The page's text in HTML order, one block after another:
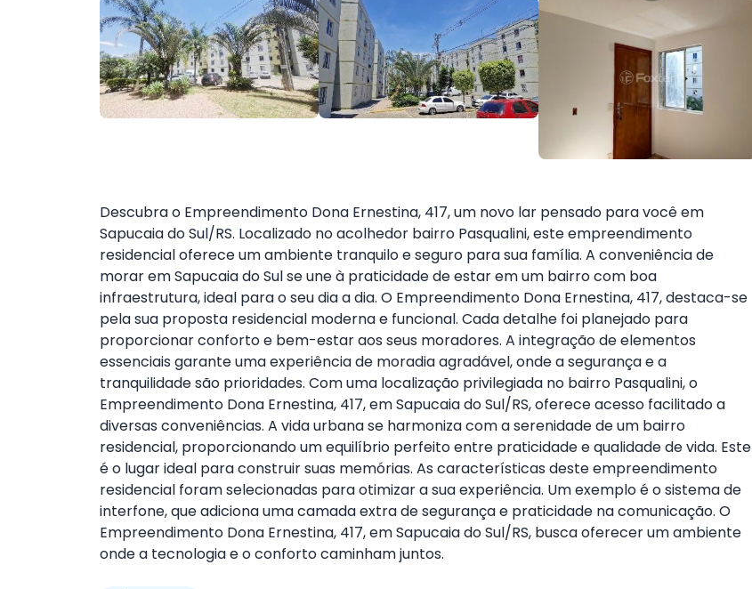
Descubra o Empreendimento Dona Ernestina, 417, um novo lar pensado para você em
Sapucaia do Sul/RS. Localizado no acolhedor bairro Pasqualini, este empreendimento
residencial oferece um ambiente tranquilo e seguro para sua família. A conveniência de
morar em Sapucaia do Sul se une à praticidade de estar em um bairro com boa
infraestrutura, ideal para o seu dia a dia. O Empreendimento Dona Ernestina, 417, destaca-se
pela sua proposta residencial moderna e funcional. Cada detalhe foi planejado para
proporcionar conforto e bem-estar aos seus moradores. A integração de elementos
essenciais garante uma experiência de moradia agradável, onde a segurança e a
tranquilidade são prioridades. Com uma localização privilegiada no bairro Pasqualini, o
Empreendimento Dona Ernestina, 417, em Sapucaia do Sul/RS, oferece acesso facilitado a
diversas conveniências. A vida urbana se harmoniza com a serenidade de um bairro
residencial, proporcionando um equilíbrio perfeito entre praticidade e qualidade de vida. Este
é o lugar ideal para construir suas memórias. As características deste empreendimento
residencial foram selecionadas para otimizar a sua experiência. Um exemplo é o sistema de
interfone, que adiciona uma camada extra de segurança e praticidade na comunicação. O
Empreendimento Dona Ernestina, 417, em Sapucaia do Sul/RS, busca oferecer um ambiente
onde a tecnologia e o conforto caminham juntos.